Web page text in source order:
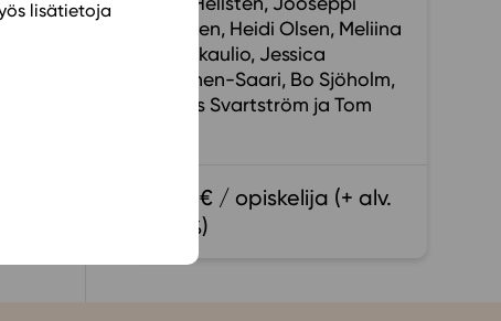
lisätietoja
Järvinen Heidi Olsen Meliina
Rantakaulio Jessica
Salminen-Saari Bo Sjöholm
Anders Svartström
Tom
18,00 € / opiskelija (+ alv.
13,5 %)